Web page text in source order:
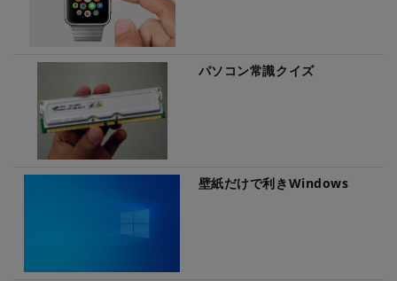
パソコン常識クイズ
壁紙だけで利きWindows